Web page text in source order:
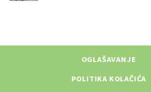
OGLAŠAVANJE
POLITIKA KOLAČIĆA